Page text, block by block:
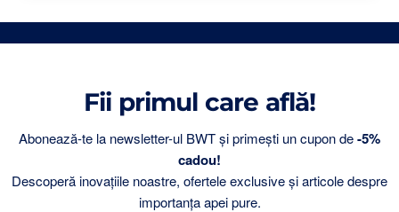
Fii primul care află!
Abonează-te la newsletter-ul BWT și primești un cupon de-5%
cadou!
Descoperă inovațiile noastre, ofertele exclusive și articole despre
importanța apei pure.